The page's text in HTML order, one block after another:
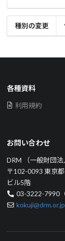
種別の変更
各種資料
利用規約
お問い合わせ
DRM （一般財団法
〒102-0093 東京
ビル5階
03-3222-7990（
kokuji@drm.or.jp